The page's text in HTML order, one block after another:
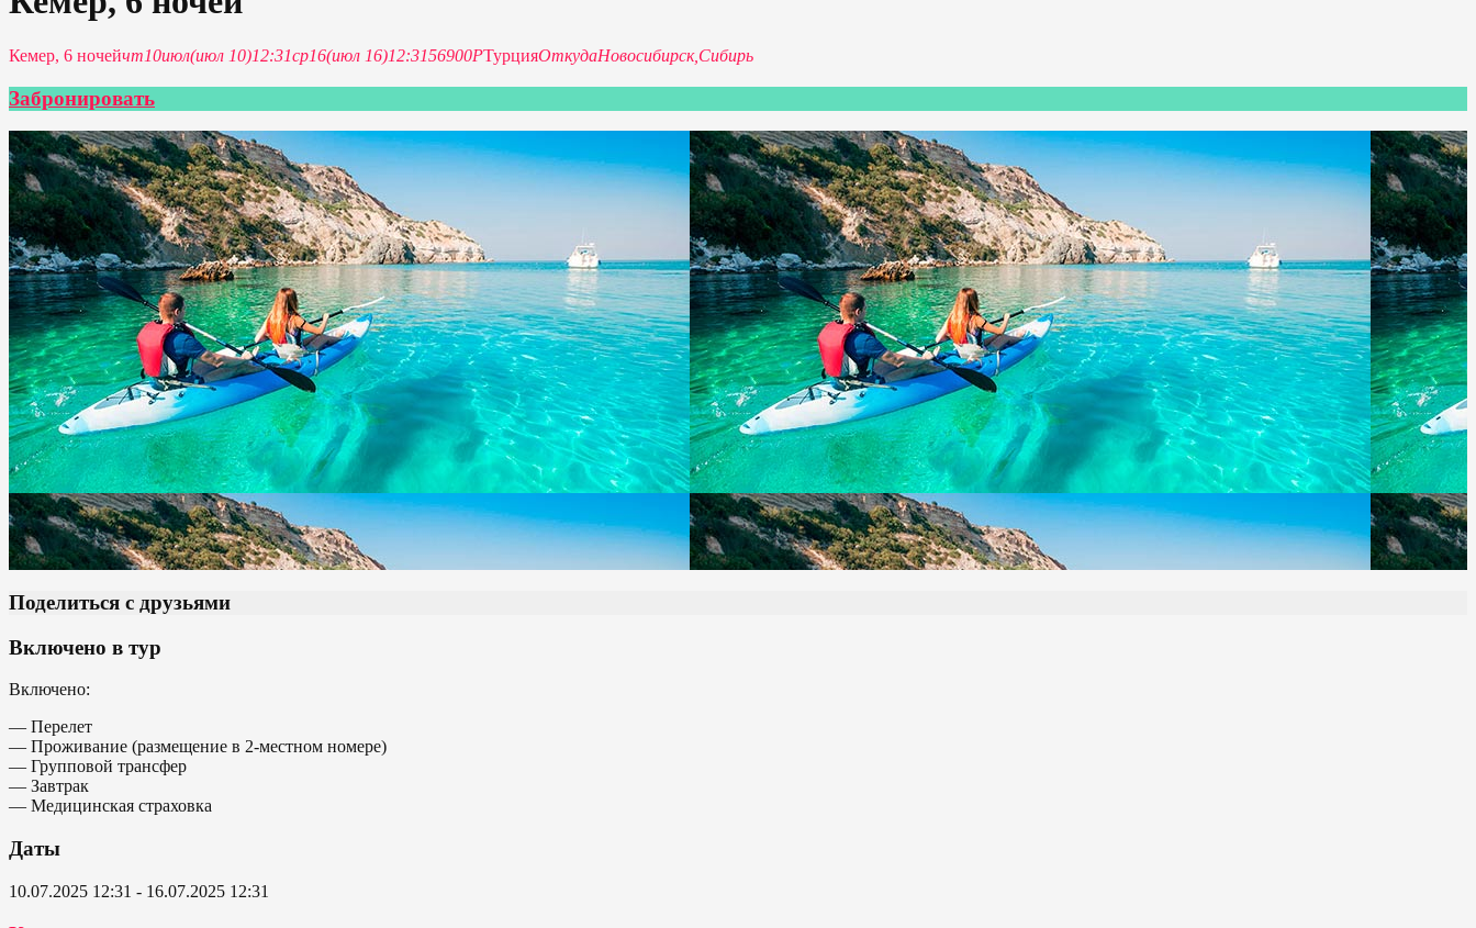
Кемер, 6 ночейчт10июл(июл 10)12:31ср16(июл 16)12:3156900PТурцияОткудаНовосибирск, Сибирь
Забронировать
Поделиться с друзьями
Включено в тур
Включено:
— Перелет
— Проживание (размещение в 2-местном номере)
— Групповой трансфер
— Завтрак
— Медицинская страховка
Даты
10.07.2025 12:31 - 16.07.2025 12:31